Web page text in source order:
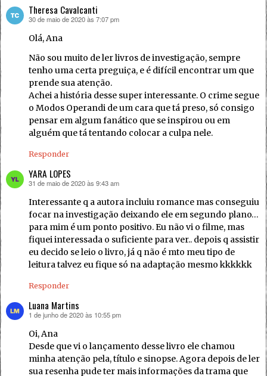
Theresa Cavalcanti
disse:
30 de maio de 2020 às 7:07 pm
Olá, Ana
Não sou muito de ler livros de investigação, sempre
tenho uma certa preguiça, e é difícil encontrar um que
prende sua atenção.
Achei a história desse super interessante. O crime segue
o Modos Operandi de um cara que tá preso, só consigo
pensar em algum fanático que se inspirou ou em
alguém que tá tentando colocar a culpa nele.
Responder
YARA LOPES
disse:
31 de maio de 2020 às 9:43 am
Interessante q a autora incluiu romance mas conseguiu
focar na investigação deixando ele em segundo plano…
para mim é um ponto positivo. Eu não vi o filme, mas
fiquei interessada o suficiente para ver.. depois q assistir
eu decido se leio o livro, já q não é mto meu tipo de
leitura talvez eu fique só na adaptação mesmo kkkkkk
Responder
Luana Martins
disse:
1 de junho de 2020 às 10:55 pm
Oi, Ana
Desde que vi o lançamento desse livro ele chamou
minha atenção pela, título e sinopse. Agora depois de ler
sua resenha pude ter mais informações da trama que